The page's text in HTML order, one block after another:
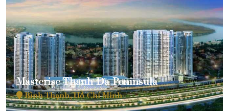
Masterise Thanh Đa Peninsula
Bình Thạnh, Hồ Chí Minh